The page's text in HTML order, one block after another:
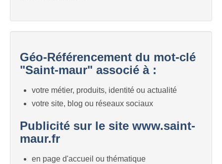
Géo-Référencement du mot-clé
"Saint-maur" associé à :
votre métier, produits, identité ou actualité
votre site, blog ou réseaux sociaux
Publicité sur le site www.saint-
maur.fr
en page d'accueil ou thématique